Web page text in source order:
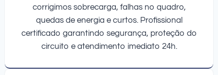
corrigimos sobrecarga, falhas no quadro,
quedas de energia e curtos. Profissional
certificado garantindo segurança, proteção do
circuito e atendimento imediato 24h.